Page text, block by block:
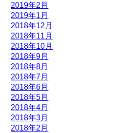
2019年2月
2019年1月
2018年12月
2018年11月
2018年10月
2018年9月
2018年8月
2018年7月
2018年6月
2018年5月
2018年4月
2018年3月
2018年2月